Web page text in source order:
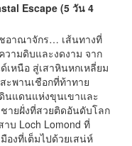
Escape (5 วัน 4
อาณาจักร… เส้นทางที่
ามดิบและงดงาม จาก
หนือ สู่เสาหินหกเหลี่ยม
ะพานเชือกที่ท้าทาย
นแดนแห่งขุนเขาและ
ายฝั่งที่สวยติดอันดับโลก
บ Loch Lomond ที่
องที่เต็มไปด้วยเสน่ห์